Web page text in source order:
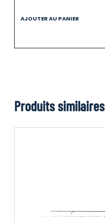
Produits similaires